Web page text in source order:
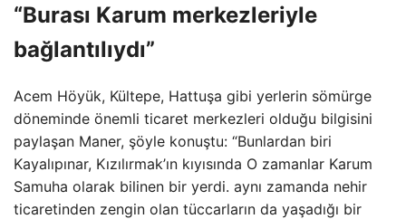
“Burası Karum merkezleriyle
bağlantılıydı”
Acem Höyük, Kültepe, Hattuşa gibi yerlerin sömürge
döneminde önemli ticaret merkezleri olduğu bilgisini
paylaşan Maner, şöyle konuştu: “Bunlardan biri
Kayalıpınar, Kızılırmak’ın kıyısında O zamanlar Karum
Samuha olarak bilinen bir yerdi. aynı zamanda nehir
ticaretinden zengin olan tüccarların da yaşadığı bir